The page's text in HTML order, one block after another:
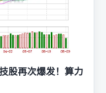
股再次爆发！算力